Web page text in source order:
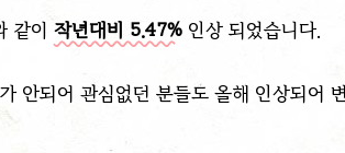
같이 작년대비 5.47% 인상 되었습니다.
안되어 관심없던 분들도 올해 인상되어